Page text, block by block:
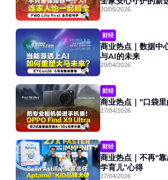
20/05/2026
财经
商业热点｜数据中
与AI的未来
29/04/2026
财经
商业热点｜"口袋
27/04/2026
财经
商业热点｜不再“
学育儿”心得
17/04/2026